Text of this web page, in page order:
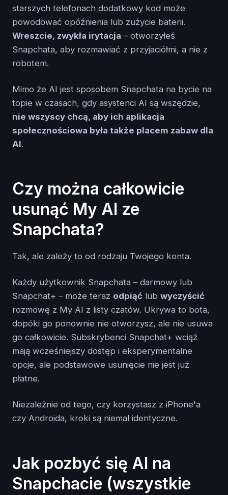
starszych telefonach dodatkowy kod może
powodować opóźnienia lub zużycie baterii.
Wreszcie, zwykła irytacja – otworzyłeś
Snapchata, aby rozmawiać z przyjaciółmi, a nie z
robotem.
Mimo że AI jest sposobem Snapchata na bycie na
topie w czasach, gdy asystenci AI są wszędzie,
nie wszyscy chcą, aby ich aplikacja
społecznościowa była także placem zabaw dla
AI.
Czy można całkowicie
usunąć My AI ze
Snapchata?
Tak, ale zależy to od rodzaju Twojego konta.
Każdy użytkownik Snapchata – darmowy lub
Snapchat+ – może teraz odpiąć lub wyczyścić
rozmowę z My AI z listy czatów. Ukrywa to bota,
dopóki go ponownie nie otworzysz, ale nie usuwa
go całkowicie. Subskrybenci Snapchat+ wciąż
mają wcześniejszy dostęp i eksperymentalne
opcje, ale podstawowe usunięcie nie jest już
płatne.
Niezależnie od tego, czy korzystasz z iPhone'a
czy Androida, kroki są niemal identyczne.
Jak pozbyć się AI na
Snapchacie (wszystkie